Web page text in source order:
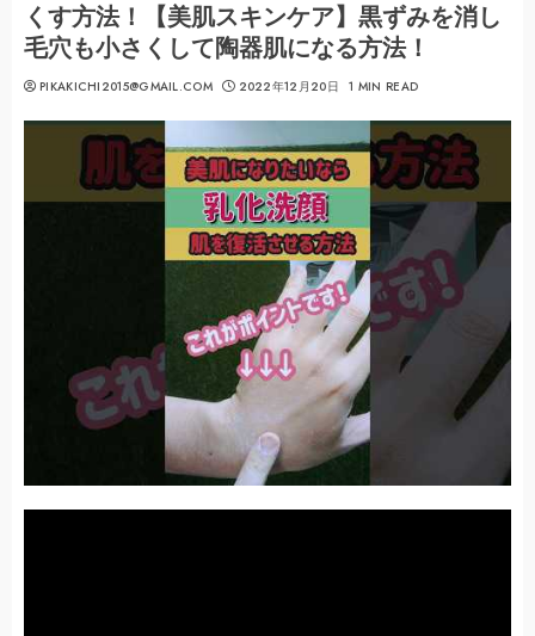
くす方法！【美肌スキンケア】黒ずみを消し
毛穴も小さくして陶器肌になる方法！
PIKAKICHI2015@GMAIL.COM 2022年12月20日 1 MIN READ